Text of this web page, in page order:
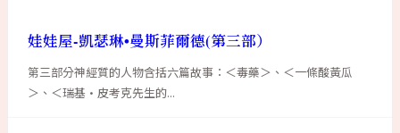
娃娃屋-凱瑟琳•曼斯菲爾德(第三部）
第三部分神經質的人物含括六篇故事：＜毒藥＞、＜一條酸黃瓜
＞、＜瑞基•皮考克先生的...